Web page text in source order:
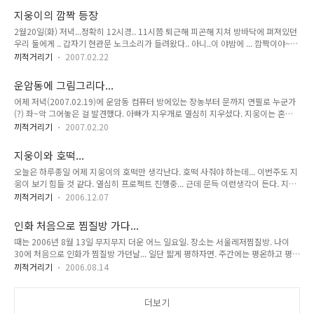
쟁이 지웅이. 장난치는 건 좋은게 진짜 아파서 약먹는 일 생기면 안되요~~~ 어쩌면
이 야근생활이 끝나면 힘들었던 시간이 생각날지도 모르겠습니다. 그래도 지웅이 보
러 못 간건 화가 나지만요. 어서 여유를 찾아서 열심히 지웅이보러 내려가야지요. 노
력한 결실이 있었으면 합니다...
지웅이의 깜짝 등장
2월20일(화) 저녁...정확히 12시경.. 11시쯤 퇴근해 피곤해 지쳐 방바닥에 펴져있던
우리 둘에게 .. 갑자기 현관문 노크소리가 들려왔다.. 아니..이 야밤에 ... 깜짝이야~~
지웅이 였다.. 주아고모랑 둘이 올라왔단다... 아빠 엄마가 보고싶다고 하도 보채서...
떼굴떼굴 구르고 있는 지웅이를 뒤로 하고 회사로... 점심때 일찍 나와서 지웅이랑 밥
먹고....다시 회사로.. 저녁엔 지웅이 다시 광주 보내야 하니까... 저녁 먹구 보낼려고
회사로 왔는데 하필 또 회사에서 비상사태다.. 난 몰래 빠져 나왔고.. 지웅엄마도 잠시
나와 식사를 했다.. 지웅엄만 할 수 없이 식사 도중 회사로 들어갔는데.. 지웅이가 난
리다....
끼적거리기 2007.02.22
운암동에 그림그리다...
어제 저녁(2007.02.19)에 운암동 컴퓨터 방에있는 장농부터 문까지 연필로 누군가
(?) 좌~악 그어놓은 걸 발견했다. 아빠가 지우개로 열심히 지우셨다. 지웅이는 혼내
지 말라고. 나중에 그리는 걸 목격하면 혼내라고 하시면서. 옛날일까지 끄집어 혼내
설날) 연필을 콧구멍에 꽂고 그 방에서 나온것이. 아무래도 그림 그려놓고 민망해 그
런거 같다고...ㅋㅋ * 재현님에 의해서 게시물 이동되었습니다 (2008-01-22 16:26)
끼적거리기 2007.02.20
지웅이와 호떡...
오늘은 하루종일 어제 지웅이의 호떡만 생각난다. 호떡 사줘야 하는데... 이번주도 지
웅이 보기 힘들 것 같다. 열심히 프로젝트 진행중... 근데 문득 이런생각이 든다. 지웅
이도 못보고 이렇게 스트레스 받아야 하나. 정말 닭이 먼저인지 달걀이 먼저인지. 이
나 보다. 요샌 눈물나게 지웅이가 보고싶다. 눈물도 찔끔찔금... 속상해...
끼적거리기 2006.12.07
인화 처음으로 찜질방 가다...
때는 2006년 8월 13일 무지무지 더운 어느 일요일. 장소는 서울레저찜질방. 나이
30에 처음으로 인화가 찜질방 가던날... 일단 짧게 평하자면. 주간에는 평온하고 평안
하며, 기분좋게 찜질방을 이용할 수 있으나, 야간에는 그리 탐탁스럽지 못하다는... 야
켜 버린다. 8시 30분이라는 정확한 시간도 아니고 8시 27분에... 그리고 고래고래 소
끼적거리기 2006.08.14
더보기